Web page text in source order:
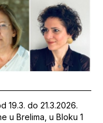
19.3. do 21.3.2026.
u Brelima, u Bloku 1